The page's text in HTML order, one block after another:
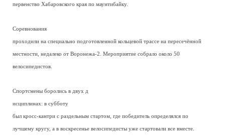
первенство Хабаровского края по маунтибайку.
Соревнования
проходили на специально подготовленной кольцевой трассе на пересечённой
местности, недалеко от Воронежа-2. Мероприятие собрало около 50
велосипедистов.
Спортсмены боролись в двух д
исциплинах: в субботу
был кросс-кантри с раздельным стартом, где победитель определялся по
лучшему кругу, а в воскресенье велосипедисты уже стартовали все вместе.